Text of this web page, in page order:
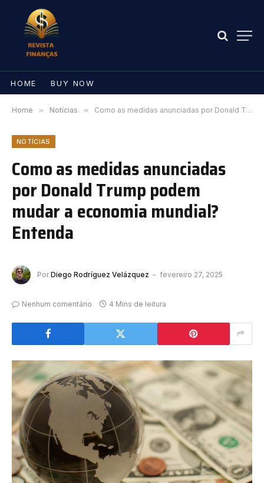
HOME BUY NOW
Home » Notícias » Como as medidas anunciadas por Donald Trump podem mudar a economia mundial? Entenda
NOTÍCIAS
Como as medidas anunciadas
por Donald Trump podem
mudar a economia mundial?
Entenda
Por Diego Rodríguez Velázquez fevereiro 27, 2025
Nenhum comentário 4 Mins de leitura